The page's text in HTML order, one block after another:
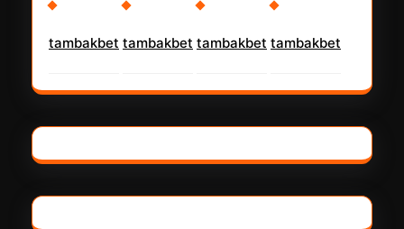
tambakbet tambakbet tambakbet tambakbet